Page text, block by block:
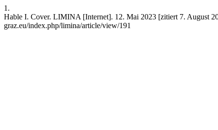
1.
Hable I. Cover. LIMINA [Internet]. 12. Mai 2023 [zitiert 7. August
graz.eu/index.php/limina/article/view/191